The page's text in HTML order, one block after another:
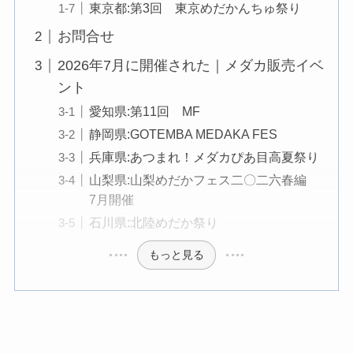
東京都:第3回 東京めだかんちゅ祭り
お問合せ
2026年7月に開催された｜メダカ販売イベ
ント
愛知県:第11回 MF
静岡県:GOTEMBA MEDAKA FES
兵庫県:あつまれ！メダカぴあ目高夏祭り
山梨県:山梨めだかフェス二〇二六春編
7月開催
石川県:北陸めだか祭り
もっと見る